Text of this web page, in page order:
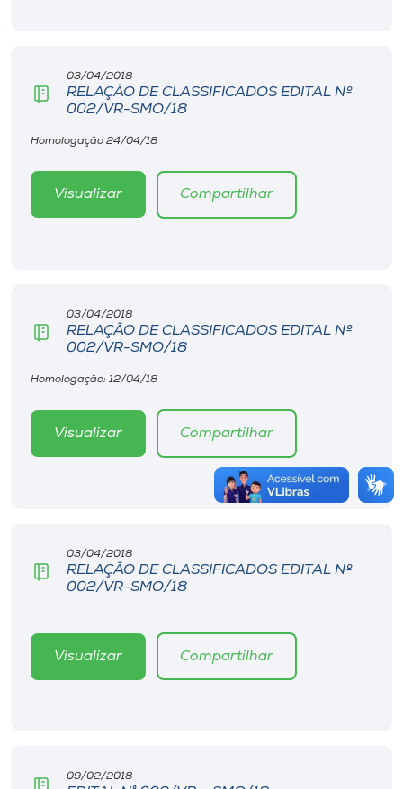
03/04/2018
RELAÇÃO DE CLASSIFICADOS EDITAL Nº
002/VR-SMO/18
Homologação 24/04/18
Visualizar Compartilhar
03/04/2018
RELAÇÃO DE CLASSIFICADOS EDITAL Nº
002/VR-SMO/18
Homologação: 12/04/18
Visualizar Compartilhar
03/04/2018
RELAÇÃO DE CLASSIFICADOS EDITAL Nº
002/VR-SMO/18
Visualizar Compartilhar
09/02/2018